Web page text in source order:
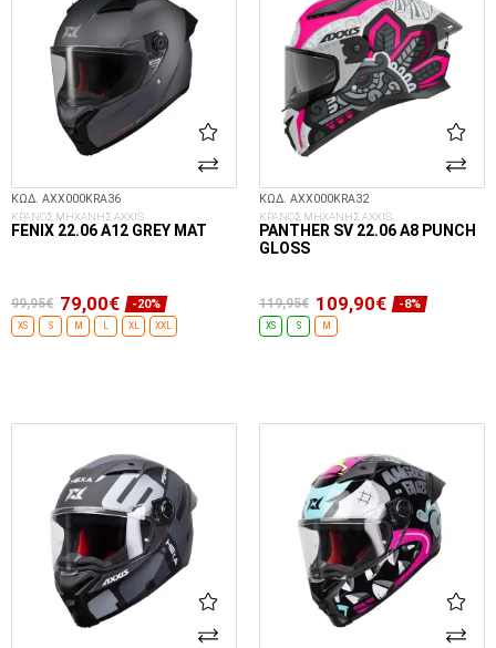
ΚΩΔ. AXX000KRA36
ΚΡΑΝΟΣ ΜΗΧΑΝΗΣ AXXIS
FENIX 22.06 A12 GREY MAT
99,95€ 79,00€ -20%
XS S M L XL XXL
ΚΩΔ. AXX000KRA32
ΚΡΑΝΟΣ ΜΗΧΑΝΗΣ AXXIS
PANTHER SV 22.06 A8 PUNCH
GLOSS
119,95€ 109,90€ -8%
XS S M